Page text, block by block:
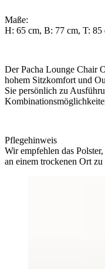
Maße:
H: 65 cm, B: 77 cm, T: 85
Der Pacha Lounge Chair
hohem Sitzkomfort und
Sie persönlich zu
Pflegehinweis
Wir empfehlen das
an einem trockenen Ort